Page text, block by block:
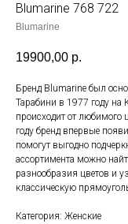
Blumarine 768 722
Blumarine
19900,00 р.
Бренд Blumarine был
Тарабини в 1977 году
происходит от
году бренд впервые
помогут выгодно
ассортимента можно
разнообразия цветов и
классическую
Категория: Женские